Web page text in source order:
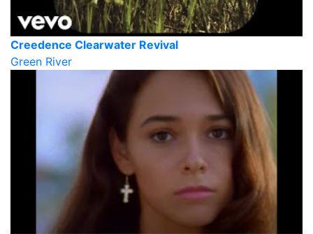
Creedence Clearwater Revival
Green River